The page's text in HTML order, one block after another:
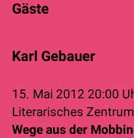
Gäste
Karl Gebauer
15. Mai 2012 20:00
Literarisches
Wege aus der